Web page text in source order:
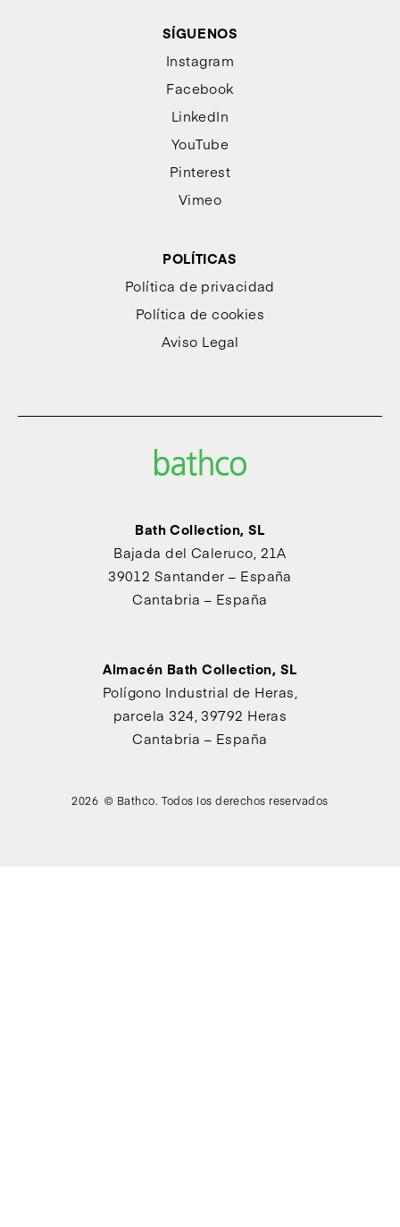
SÍGUENOS
Instagram
Facebook
LinkedIn
YouTube
Pinterest
Vimeo
POLÍTICAS
Política de privacidad
Política de cookies
Aviso Legal
Bath Collection, SL
Bajada del Caleruco, 21A
39012 Santander – España
Cantabria – España
Almacén Bath Collection, SL
Polígono Industrial de Heras,
parcela 324, 39792 Heras
Cantabria – España
2026 © Bathco. Todos los derechos reservados